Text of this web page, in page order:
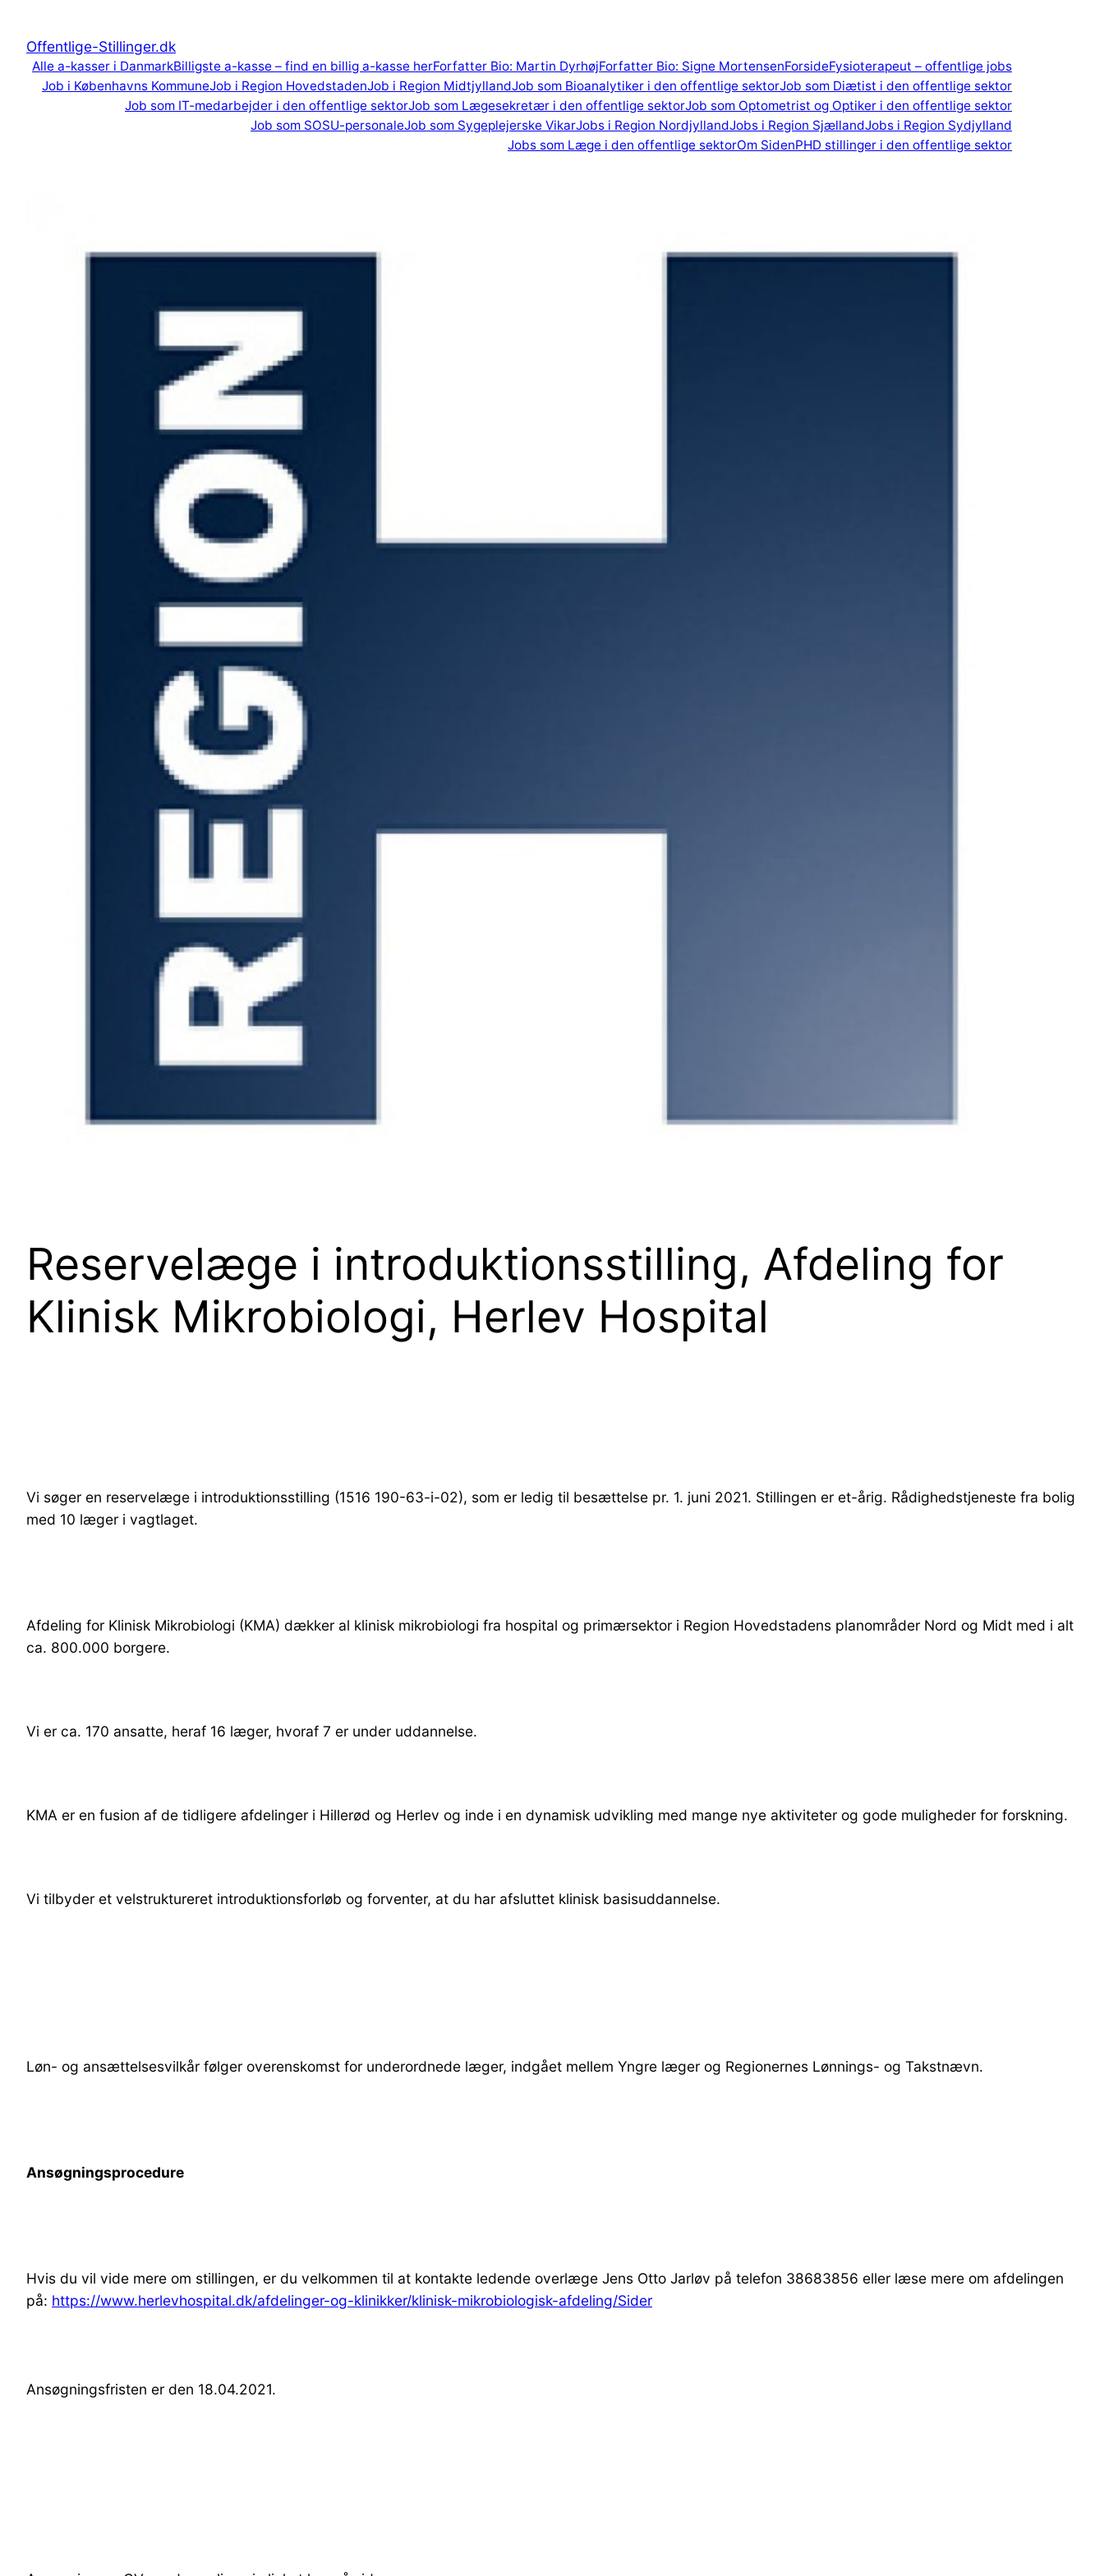
indholdOffentlige-Stillinger.dk
Alle a-kasser i DanmarkBilligste a-kasse – find en billig a-kasse herForfatter Bio: Martin DyrhøjForfatter Bio: Signe MortensenForsideFysioterapeut – offentlige jobs
Job i Københavns KommuneJob i Region HovedstadenJob i Region MidtjyllandJob som Bioanalytiker i den offentlige sektorJob som Diætist i den offentlige sektor
Job som IT-medarbejder i den offentlige sektorJob som Lægesekretær i den offentlige sektorJob som Optometrist og Optiker i den offentlige sektor
Job som SOSU-personaleJob som Sygeplejerske VikarJobs i Region NordjyllandJobs i Region SjællandJobs i Region Sydjylland
Jobs som Læge i den offentlige sektorOm SidenPHD stillinger i den offentlige sektor
Reservelæge i introduktionsstilling, Afdeling for
Klinisk Mikrobiologi, Herlev Hospital
Vi søger en reservelæge i introduktionsstilling (1516 190-63-i-02), som er ledig til besættelse pr. 1. juni 2021. Stillingen er et-årig. Rådighedstjeneste fra bolig
med 10 læger i vagtlaget.
Afdeling for Klinisk Mikrobiologi (KMA) dækker al klinisk mikrobiologi fra hospital og primærsektor i Region Hovedstadens planområder Nord og Midt med i alt
ca. 800.000 borgere.
Vi er ca. 170 ansatte, heraf 16 læger, hvoraf 7 er under uddannelse.
KMA er en fusion af de tidligere afdelinger i Hillerød og Herlev og inde i en dynamisk udvikling med mange nye aktiviteter og gode muligheder for forskning.
Vi tilbyder et velstruktureret introduktionsforløb og forventer, at du har afsluttet klinisk basisuddannelse.
Løn- og ansættelsesvilkår følger overenskomst for underordnede læger, indgået mellem Yngre læger og Regionernes Lønnings- og Takstnævn.
Ansøgningsprocedure
Hvis du vil vide mere om stillingen, er du velkommen til at kontakte ledende overlæge Jens Otto Jarløv på telefon 38683856 eller læse mere om afdelingen
på: https://www.herlevhospital.dk/afdelinger-og-klinikker/klinisk-mikrobiologisk-afdeling/Sider
Ansøgningsfristen er den 18.04.2021.